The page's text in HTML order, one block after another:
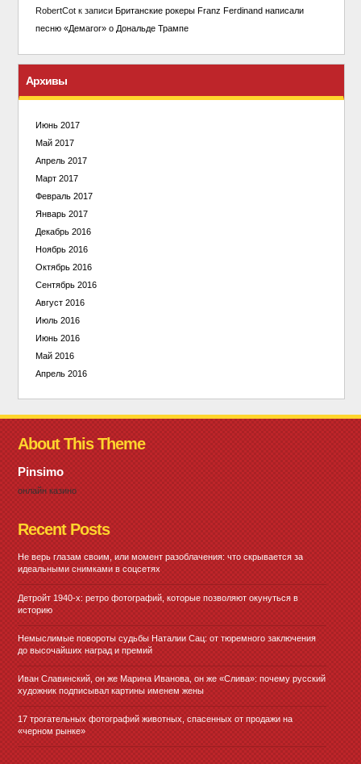
RobertCotк записи Британские рокеры Franz Ferdinand написали
песню «Демагог» о Дональде Трампе
Архивы
Июнь 2017
Май 2017
Апрель 2017
Март 2017
Февраль 2017
Январь 2017
Декабрь 2016
Ноябрь 2016
Октябрь 2016
Сентябрь 2016
Август 2016
Июль 2016
Июнь 2016
Май 2016
Апрель 2016
About This Theme
Pinsimo
онлайн казино
Recent Posts
Не верь глазам своим, или момент разоблачения: что скрывается за
идеальными снимками в соцсетях
Детройт 1940-х: ретро фотографий, которые позволяют окунуться в
историю
Немыслимые повороты судьбы Наталии Сац: от тюремного заключения
до высочайших наград и премий
Иван Славинский, он же Марина Иванова, он же «Слива»: почему русский
художник подписывал картины именем жены
17 трогательных фотографий животных, спасенных от продажи на
«черном рынке»